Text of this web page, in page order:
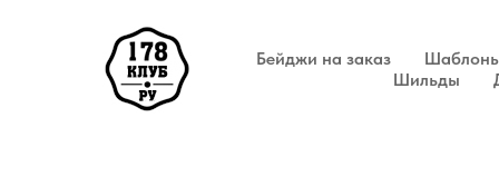
Бейджи на заказ
Шильды